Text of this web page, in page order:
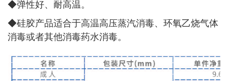
◆弹性好、耐高温。
◆硅胶产品适合于高温高压蒸汽消毒、环氧乙烧气体
消毒或者其他消毒药水消毒。